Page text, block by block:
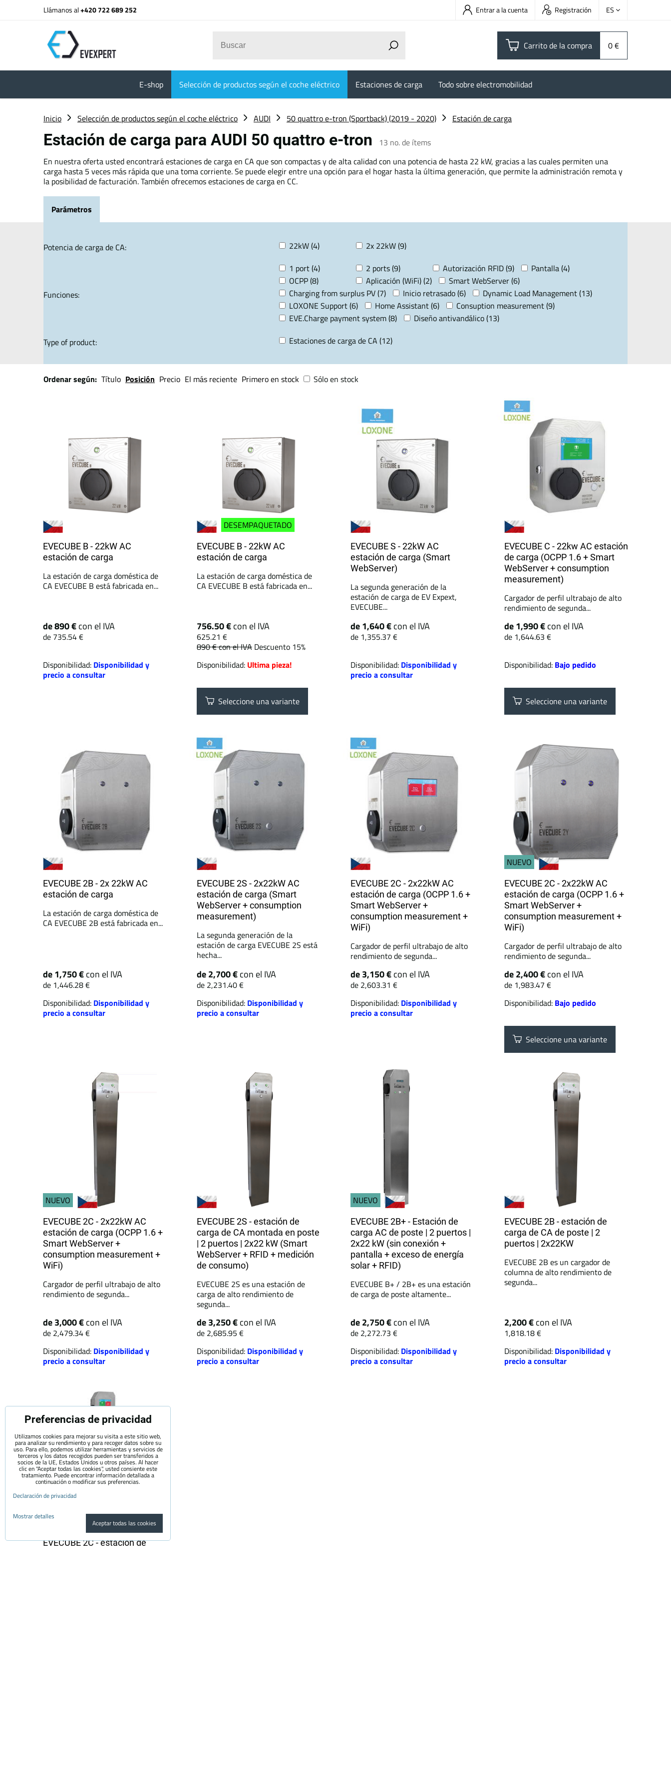
Llámanos al+420 722 689 252 Entrar a la cuenta Registración ES
Carrito de la compra 0 €
E-shop Selección de productos según el coche eléctrico Estaciones de carga Todo sobre electromobilidad
Inicio Selección de productos según el coche eléctrico AUDI 50 quattro e-tron (Sportback) (2019 - 2020) Estación de carga
Estación de carga para AUDI 50 quattro e-tron 13 no. de ítems
En nuestra oferta usted encontrará estaciones de carga en CA que son compactas y de alta calidad con una potencia de hasta 22 kW, gracias a las cuales permiten una
carga hasta 5 veces más rápida que una toma corriente. Se puede elegir entre una opción para el hogar hasta la última generación, que permite la administración remota y
la posibilidad de facturación. También ofrecemos estaciones de carga en CC.
Parámetros
Potencia de carga de CA: 22kW (4) 2x 22kW (9)
Funciones:
1 port (4) 2 ports (9) Autorización RFID (9)
Pantalla (4)
OCPP (8)
Aplicación (WiFi) (2)
Smart WebServer (6)
Charging from surplus PV (7)
Inicio retrasado (6)
Dynamic Load Management (13)
LOXONE Support (6)
Home Assistant (6)
Consuption measurement (9)
EVE.Charge payment system (8)
Diseño antivandálico (13)
Type of product:
Estaciones de carga de CA (12)
Ordenar según: Título Posición Precio El más reciente Primero en stock Sólo en stock
EVECUBE B - 22kW AC
estación de carga
La estación de carga doméstica de
CA EVECUBE B está fabricada en...
de 890 €con el IVA
de 735.54 €
Disponibilidad: Disponibilidad y
precio a consultar
DESEMPAQUETADO
EVECUBE B - 22kW AC
estación de carga
La estación de carga doméstica de
CA EVECUBE B está fabricada en...
756.50 €con el IVA
625.21 €
890 €con el IVA Descuento 15%
Disponibilidad: Ultima pieza!
Seleccione una variante
EVECUBE S - 22kW AC
estación de carga (Smart
WebServer)
La segunda generación de la
estación de carga de EV Expext,
EVECUBE...
de 1,640 €con el IVA
de 1,355.37 €
Disponibilidad: Disponibilidad y
precio a consultar
EVECUBE C - 22kw AC estación
de carga (OCPP 1.6 + Smart
WebServer + consumption
measurement)
Cargador de perfil ultrabajo de alto
rendimiento de segunda...
de 1,990 €con el IVA
de 1,644.63 €
Disponibilidad: Bajo pedido
Seleccione una variante
EVECUBE 2B - 2x 22kW AC
estación de carga
La estación de carga doméstica de
CA EVECUBE 2B está fabricada en...
de 1,750 €con el IVA
de 1,446.28 €
Disponibilidad: Disponibilidad y
precio a consultar
EVECUBE 2S - 2x22kW AC
estación de carga (Smart
WebServer + consumption
measurement)
La segunda generación de la
estación de carga EVECUBE 2S está
hecha...
de 2,700 €con el IVA
de 2,231.40 €
Disponibilidad: Disponibilidad y
precio a consultar
EVECUBE 2C - 2x22kW AC
estación de carga (OCPP 1.6 +
Smart WebServer +
consumption measurement +
WiFi)
Cargador de perfil ultrabajo de alto
rendimiento de segunda...
de 3,150 €con el IVA
de 2,603.31 €
Disponibilidad: Disponibilidad y
precio a consultar
NUEVO
EVECUBE 2C - 2x22kW AC
estación de carga (OCPP 1.6 +
Smart WebServer +
consumption measurement +
WiFi)
Cargador de perfil ultrabajo de alto
rendimiento de segunda...
de 2,400 €con el IVA
de 1,983.47 €
Disponibilidad: Bajo pedido
Seleccione una variante
NUEVO
EVECUBE 2C - 2x22kW AC
estación de carga (OCPP 1.6 +
Smart WebServer +
consumption measurement +
WiFi)
Cargador de perfil ultrabajo de alto
rendimiento de segunda...
de 3,000 €con el IVA
de 2,479.34 €
Disponibilidad: Disponibilidad y
precio a consultar
EVECUBE 2S - estación de
carga de CA montada en poste
| 2 puertos | 2x22 kW (Smart
WebServer + RFID + medición
de consumo)
EVECUBE 2S es una estación de
carga de alto rendimiento de
segunda...
de 3,250 €con el IVA
de 2,685.95 €
Disponibilidad: Disponibilidad y
precio a consultar
NUEVO
EVECUBE 2B+ - Estación de
carga AC de poste | 2 puertos |
2x22 kW (sin conexión +
pantalla + exceso de energía
solar + RFID)
EVECUBE B+ / 2B+ es una estación
de carga de poste altamente...
de 2,750 €con el IVA
de 2,272.73 €
Disponibilidad: Disponibilidad y
precio a consultar
EVECUBE 2B - estación de
carga de CA de poste | 2
puertos | 2x22KW
EVECUBE 2B es un cargador de
columna de alto rendimiento de
segunda...
2,200 €con el IVA
1,818.18 €
Disponibilidad: Disponibilidad y
precio a consultar
EVECUBE 2C - estación de
Preferencias de privacidad
Utilizamos cookies para mejorar su visita a este sitio web,
para analizar su rendimiento y para recoger datos sobre su
uso. Para ello, podemos utilizar herramientas y servicios de
terceros y los datos recogidos pueden ser transferidos a
socios de la UE, Estados Unidos u otros países. Al hacer
clic en "Aceptar todas las cookies", usted consiente este
tratamiento. Puede encontrar información detallada a
continuación o modificar sus preferencias.
Declaración de privacidad
Mostrar detalles
Aceptar todas las cookies